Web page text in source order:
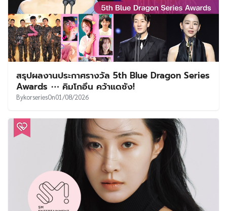
สรุปผลงานประกาศรางวัล 5th Blue Dragon Series
Awards ⋯ คิมโกอึน คว้าแดซัง!
BykorseriesOn01/08/2026